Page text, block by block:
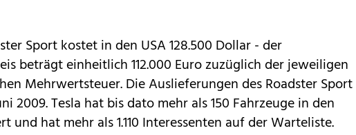
Sport kostet in den USA 128.500 Dollar - der
beträgt einheitlich 112.000 Euro zuzüglich der jeweiligen
Mehrwertsteuer. Die Auslieferungen des Roadster Sport
2009. Tesla hat bis dato mehr als 150 Fahrzeuge in den
und hat mehr als 1.110 Interessenten auf der Warteliste.